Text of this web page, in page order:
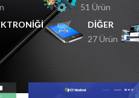
51 Ürün
DIĞER
27 Ürün